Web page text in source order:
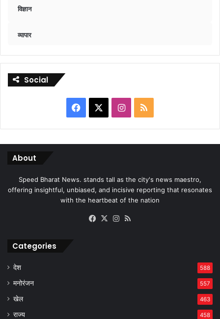
विज्ञान
व्यापार
Social
Facebook Instagram
RSS
About
Speed Bharat News. stands tall as the city's news maestro,
offering insightful, unbiased, and incisive reporting that resonates
with the heartbeat of the nation
Facebook
X Instagram
Categories
देश 588
मनोरंजन 557
खेल 463
राज्य 458